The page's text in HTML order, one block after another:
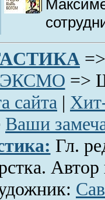
ЭКСМО =>
сайта |
Ваши
Гл.